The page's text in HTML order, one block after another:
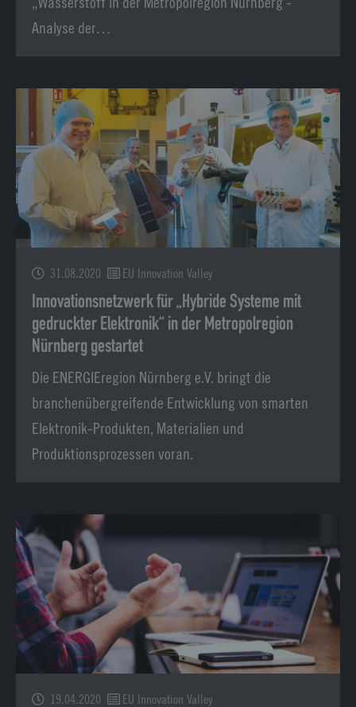
Analyse der…
31.08.2020 EU Innovation Valley
Innovationsnetzwerk für „Hybride Systeme mit
gedruckter Elektronik“ in der Metropolregion
Nürnberg gestartet
Die ENERGIEregion Nürnberg e.V. bringt die
branchenübergreifende Entwicklung von smarten
Elektronik-Produkten, Materialien und
Produktionsprozessen voran.
19.04.2020 EU Innovation Valley